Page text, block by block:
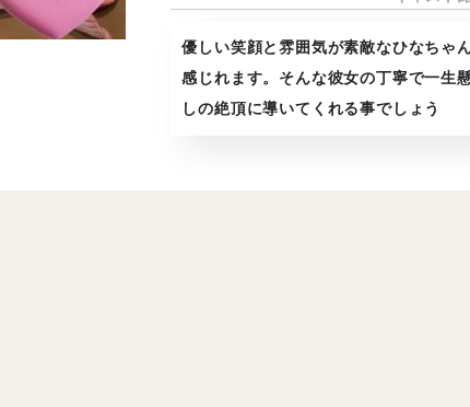
優しい笑顔と雰囲気が素敵なひなちゃ
感じれます。そんな彼女の丁寧で一生
しの絶頂に導いてくれる事でしょう
T155 D W
T159 B85 D W57 H86
D